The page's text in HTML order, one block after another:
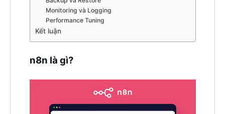
Monitoring và Logging
Performance Tuning
Kết luận
n8n là gì?